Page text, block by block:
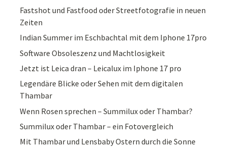
Fastshot und Fastfood oder Streetfotografie in neuen
Zeiten
Indian Summer im Eschbachtal mit dem Iphone 17pro
Software Obsoleszenz und Machtlosigkeit
Jetzt ist Leica dran – Leicalux im Iphone 17 pro
Legendäre Blicke oder Sehen mit dem digitalen
Thambar
Wenn Rosen sprechen – Summilux oder Thambar?
Summilux oder Thambar – ein Fotovergleich
Mit Thambar und Lensbaby Ostern durch die Sonne